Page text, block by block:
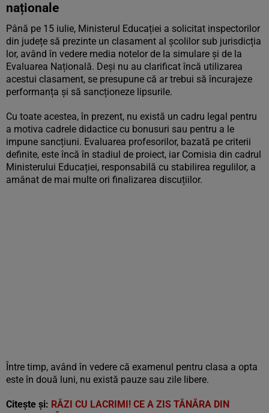
naționale
Până pe 15 iulie, Ministerul Educației a solicitat inspectorilor
din județe să prezinte un clasament al școlilor sub jurisdicția
lor, având în vedere media notelor de la simulare și de la
Evaluarea Națională. Deși nu au clarificat încă utilizarea
acestui clasament, se presupune că ar trebui să încurajeze
performanța și să sancționeze lipsurile.
Cu toate acestea, în prezent, nu există un cadru legal pentru
a motiva cadrele didactice cu bonusuri sau pentru a le
impune sancțiuni. Evaluarea profesorilor, bazată pe criterii
definite, este încă în stadiul de proiect, iar Comisia din cadrul
Ministerului Educației, responsabilă cu stabilirea regulilor, a
amânat de mai multe ori finalizarea discuțiilor.
Între timp, având în vedere că examenul pentru clasa a opta
este în două luni, nu există pauze sau zile libere.
Citește și: RÂZI CU LACRIMI! CE A ZIS TÂNĂRA DIN